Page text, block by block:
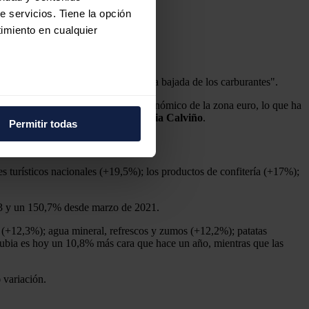
servicios. Tiene la opción
en cualquier
de redes sociales
nuestros partners de
Permitir todas
4,1%.
por encima del IPC general.
de los alimentos y la bajada de los carburantes".
inflación y mayor crecimiento económico de la zona euro, lo que ha
que dirige, en funciones,
Nadia Calviño.
turísticos nacionales (+19,5%); los productos de confitería (+17%);
y un 150,7% desde marzo de 2021.
agua mineral, refrescos y zumos (+12,2%); patatas
es hoy un 10,8% más cara que hace un año, mientras que las
variación.